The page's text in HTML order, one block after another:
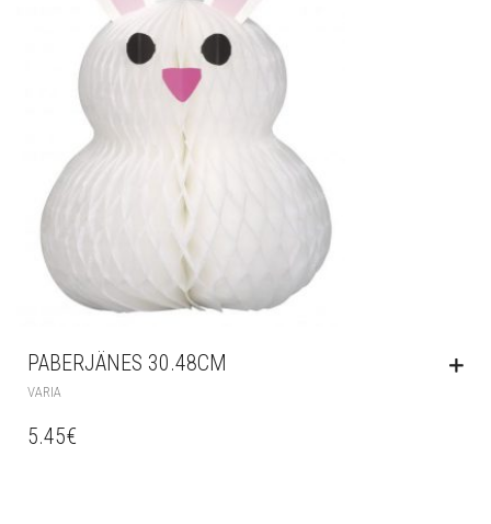
PABERJÄNES 30.48CM
VARIA
5.45€